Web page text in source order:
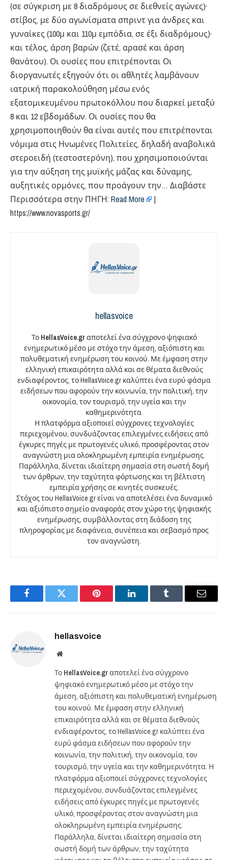
(σε σύγκριση με 8 διαδρόμους σε διεθνείς αγώνες)·
στίβος, με δύο αγωνίσματα σπριντ για άνδρες και
γυναίκες (100μ και 110μ εμπόδια, σε έξι διαδρόμους)·
και τέλος, άρση βαρών (ζετέ, αρασέ και άρση
θανάτου). Οι ουσίες που επιτρέπονται Οι
διοργανωτές εξηγούν ότι οι αθλητές λαμβάνουν
ιατρική παρακολούθηση μέσω ενός
εξατομικευμένου πρωτοκόλλου που διαρκεί μεταξύ
8 και 12 εβδομάδων. Οι ουσίες που θα
χρησιμοποιηθούν θα είναι αυτές που επιτρέπονται
νόμιμα στις Ηνωμένες Πολιτείες, δηλαδή αναβολικά
στεροειδή (τεστοστερόνη), που χρησιμοποιούνται
για την αύξηση της μυϊκής μάζας και δύναμης,
αυξητικές ορμόνες, που προάγουν την… Διαβάστε
Περισσότερα στην ΠΗΓΗ: Read More
|
https://www.novasports.gr/
hellasvoice
Το HellasVoice.grαποτελεί ένα σύγχρονο ψηφιακό
ενημερωτικό μέσο με στόχο την άμεση, αξιόπιστη και
πολυθεματική ενημέρωση του κοινού. Με έμφαση στην
ελληνική επικαιρότητα αλλά και σε θέματα διεθνούς
ενδιαφέροντος, το HellasVoice.gr καλύπτει ένα ευρύ φάσμα
ειδήσεων που αφορούν την κοινωνία, την πολιτική, την
οικονομία, τον τουρισμό, την υγεία και την
καθημερινότητα.
Η πλατφόρμα αξιοποιεί σύγχρονες τεχνολογίες
περιεχομένου, συνδυάζοντας επιλεγμένες ειδήσεις από
έγκυρες πηγές με πρωτογενές υλικό, προσφέροντας στον
αναγνώστη μια ολοκληρωμένη εμπειρία ενημέρωσης.
Παράλληλα, δίνεται ιδιαίτερη σημασία στη σωστή δομή
των άρθρων, την ταχύτητα φόρτωσης και τη βέλτιστη
εμπειρία χρήσης σε κινητές συσκευές.
Στόχος του HellasVoice.gr είναι να αποτελέσει ένα δυναμικό
και αξιόπιστο σημείο αναφοράς στον χώρο της ψηφιακής
ενημέρωσης, συμβάλλοντας στη διάδοση της
πληροφορίας με διαφάνεια, συνέπεια και σεβασμό προς
τον αναγνώστη.
FacebookTwitter Pinterest LinkedInTumblr Email
hellasvoice
Website
Το HellasVoice.grαποτελεί ένα σύγχρονο
ψηφιακό ενημερωτικό μέσο με στόχο την
άμεση, αξιόπιστη και πολυθεματική ενημέρωση
του κοινού. Με έμφαση στην ελληνική
επικαιρότητα αλλά και σε θέματα διεθνούς
ενδιαφέροντος, το HellasVoice.gr καλύπτει ένα
ευρύ φάσμα ειδήσεων που αφορούν την
κοινωνία, την πολιτική, την οικονομία, τον
τουρισμό, την υγεία και την καθημερινότητα. Η
πλατφόρμα αξιοποιεί σύγχρονες τεχνολογίες
περιεχομένου, συνδυάζοντας επιλεγμένες
ειδήσεις από έγκυρες πηγές με πρωτογενές
υλικό, προσφέροντας στον αναγνώστη μια
ολοκληρωμένη εμπειρία ενημέρωσης.
Παράλληλα, δίνεται ιδιαίτερη σημασία στη
σωστή δομή των άρθρων, την ταχύτητα